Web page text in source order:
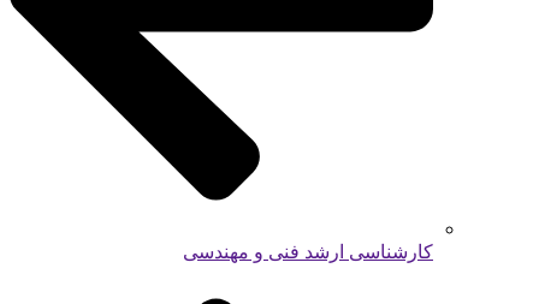
کارشناسی ارشد فنی و مهندسی